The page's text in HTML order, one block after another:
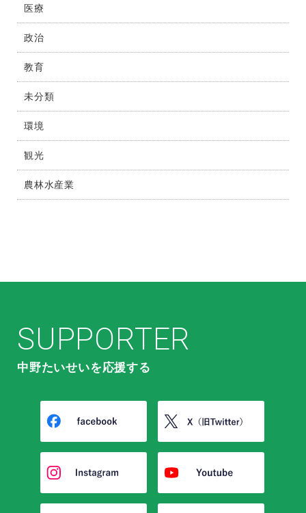
医療
政治
教育
未分類
環境
観光
農林水産業
SUPPORTER
中野たいせいを応援する